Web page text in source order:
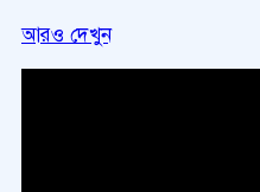
আরও দেখুন